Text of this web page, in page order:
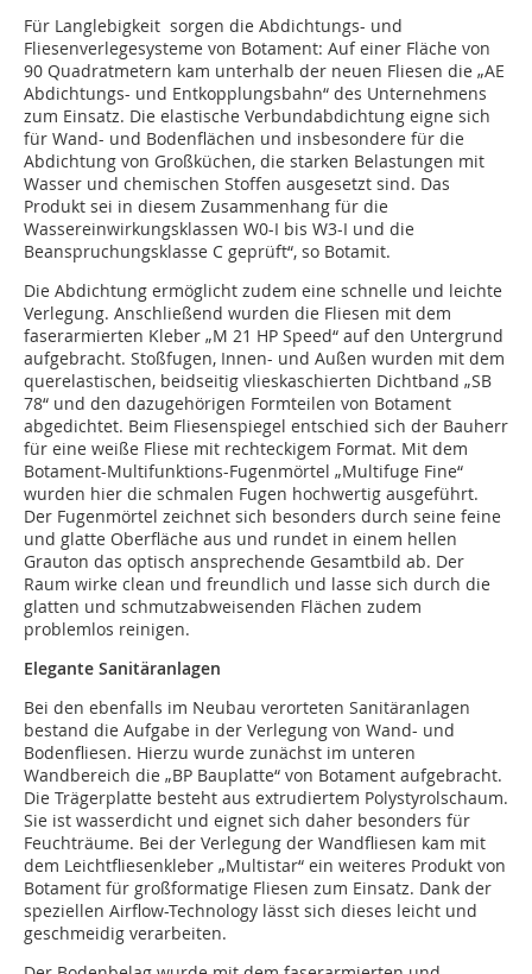
Für Langlebigkeit sorgen die Abdichtungs- und
Fliesenverlegesysteme von Botament: Auf einer Fläche von
90 Quadratmetern kam unterhalb der neuen Fliesen die „AE
Abdichtungs- und Entkopplungsbahn“ des Unternehmens
zum Einsatz. Die elastische Verbundabdichtung eigne sich
für Wand- und Bodenflächen und insbesondere für die
Abdichtung von Großküchen, die starken Belastungen mit
Wasser und chemischen Stoffen ausgesetzt sind. Das
Produkt sei in diesem Zusammenhang für die
Wassereinwirkungsklassen W0-I bis W3-I und die
Beanspruchungsklasse C geprüft“, so Botamit.
Die Abdichtung ermöglicht zudem eine schnelle und leichte
Verlegung. Anschließend wurden die Fliesen mit dem
faserarmierten Kleber „M 21 HP Speed“ auf den Untergrund
aufgebracht. Stoßfugen, Innen- und Außen wurden mit dem
querelastischen, beidseitig vlieskaschierten Dichtband „SB
78“ und den dazugehörigen Formteilen von Botament
abgedichtet. Beim Fliesenspiegel entschied sich der Bauherr
für eine weiße Fliese mit rechteckigem Format. Mit dem
Botament-Multifunktions-Fugenmörtel „Multifuge Fine“
wurden hier die schmalen Fugen hochwertig ausgeführt.
Der Fugenmörtel zeichnet sich besonders durch seine feine
und glatte Oberfläche aus und rundet in einem hellen
Grauton das optisch ansprechende Gesamtbild ab. Der
Raum wirke clean und freundlich und lasse sich durch die
glatten und schmutzabweisenden Flächen zudem
problemlos reinigen.
Elegante Sanitäranlagen
Bei den ebenfalls im Neubau verorteten Sanitäranlagen
bestand die Aufgabe in der Verlegung von Wand- und
Bodenfliesen. Hierzu wurde zunächst im unteren
Wandbereich die „BP Bauplatte“ von Botament aufgebracht.
Die Trägerplatte besteht aus extrudiertem Polystyrolschaum.
Sie ist wasserdicht und eignet sich daher besonders für
Feuchträume. Bei der Verlegung der Wandfliesen kam mit
dem Leichtfliesenkleber „Multistar“ ein weiteres Produkt von
Botament für großformatige Fliesen zum Einsatz. Dank der
speziellen Airflow-Technology lässt sich dieses leicht und
geschmeidig verarbeiten.